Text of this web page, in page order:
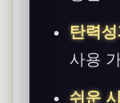
탄력
사용
쉬운